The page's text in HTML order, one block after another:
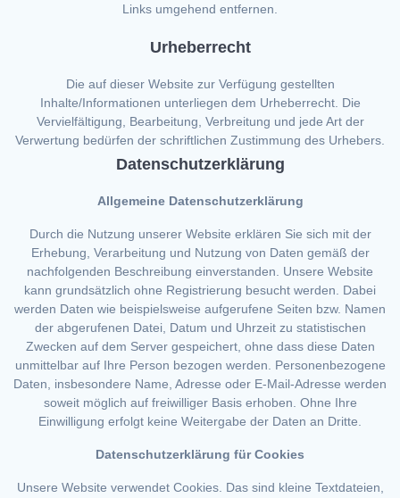
Links umgehend entfernen.
Urheberrecht
Die auf dieser Website zur Verfügung gestellten
Inhalte/Informationen unterliegen dem Urheberrecht. Die
Vervielfältigung, Bearbeitung, Verbreitung und jede Art der
Verwertung bedürfen der schriftlichen Zustimmung des Urhebers.
Datenschutzerklärung
Allgemeine Datenschutzerklärung
Durch die Nutzung unserer Website erklären Sie sich mit der
Erhebung, Verarbeitung und Nutzung von Daten gemäß der
nachfolgenden Beschreibung einverstanden. Unsere Website
kann grundsätzlich ohne Registrierung besucht werden. Dabei
werden Daten wie beispielsweise aufgerufene Seiten bzw. Namen
der abgerufenen Datei, Datum und Uhrzeit zu statistischen
Zwecken auf dem Server gespeichert, ohne dass diese Daten
unmittelbar auf Ihre Person bezogen werden. Personenbezogene
Daten, insbesondere Name, Adresse oder E-Mail-Adresse werden
soweit möglich auf freiwilliger Basis erhoben. Ohne Ihre
Einwilligung erfolgt keine Weitergabe der Daten an Dritte.
Datenschutzerklärung für Cookies
Unsere Website verwendet Cookies. Das sind kleine Textdateien,